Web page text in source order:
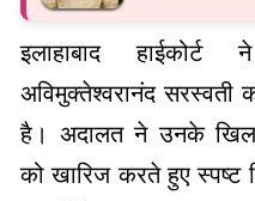
इलाहाबाद हाईकोर्ट ने
अविमुक्तेश्वरानंद सरस्वती
है। अदालत ने उनके
को खारिज करते हुए स्पष्ट